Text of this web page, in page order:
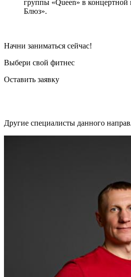
группы «Queen» в
Блюз».
Начни заниматься сейчас!
Выбери свой фитнес
Оставить заявку
Другие специалисты данного